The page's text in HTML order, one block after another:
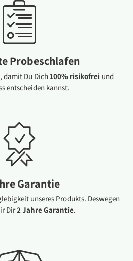
Probeschlafen
damit Du Dich 100% risikofrei und
entscheiden kannst.
Garantie
unseres Produkts. Deswegen
Dir2 Jahre Garantie.